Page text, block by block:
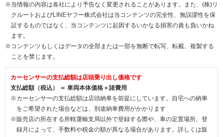
※当情報の内容は各社により予告なく変更されることがあります。また、(株)リ
クルートおよびLINEヤフー株式会社は当コンテンツの完全性、無誤謬性を保
証するものではなく、当コンテンツに起因するいかなる損害の責も負いかね
ます。
※コンテンツもしくはデータの全部または一部を無断で転写、転載、複製する
ことを禁じます。
カーセンサーの支払総額は店頭乗り出し価格です
支払総額（税込） ＝ 車両本体価格＋諸費用
※カーセンサーの支払総額は店頭納車を前提にしています。自宅への納車
をご希望された場合などは、別途納車費用がかかります
※販売店の所在する所轄運輸支局以外で登録する際や、車の定置場所、登
録月によって、手数料や税金の額が異なる場合があります。詳しくは販